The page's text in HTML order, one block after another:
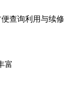
查询利用与续修
富